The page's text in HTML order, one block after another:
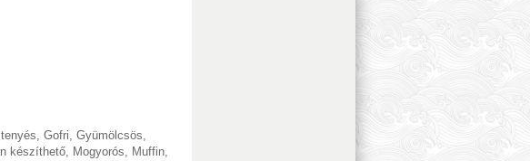
, Gofri, Gyümölcsös,
készíthető, Mogyorós, Muffin,